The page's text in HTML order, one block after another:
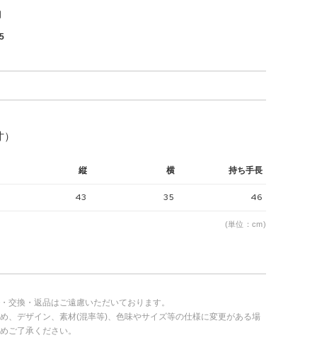
縦 横 持ち手長
43 35 46
(単位：cm)
交換・返品はご遠慮いただいております。
、デザイン、素材(混率等)、色味やサイズ等の仕様に変更がある場
ご了承ください。